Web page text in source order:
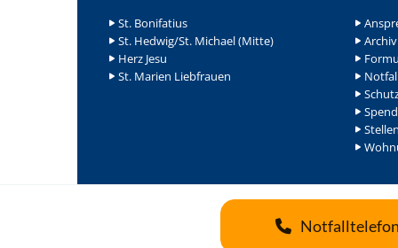
St. Bonifatius
St. Hedwig/St. Michael (Mitte)
Herz Jesu
St. Marien Liebfrauen
Archiv